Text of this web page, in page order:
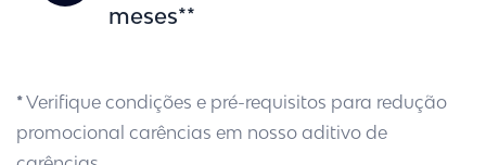
meses**
*Verifique condições e pré-requisitos para redução
promocional carências em nosso aditivo de